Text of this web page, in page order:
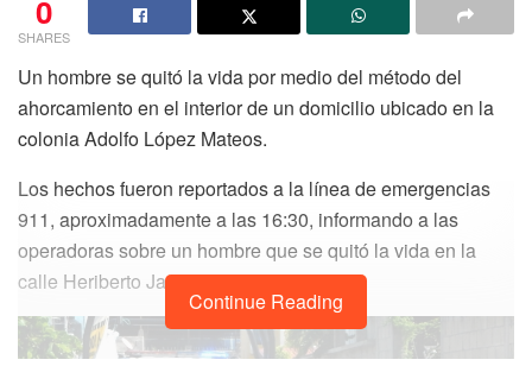
0
SHARES
Un hombre se quitó la vida por medio del método del
ahorcamiento en el interior de un domicilio ubicado en la
colonia Adolfo López Mateos.
Los hechos fueron reportados a la línea de emergencias
911, aproximadamente a las 16:30, informando a las
operadoras sobre un hombre que se quitó la vida en la
calle Heriberto Jara con Juan Sarabia.
Continue Reading